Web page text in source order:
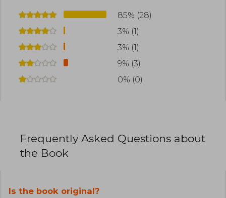
85% (28)
3% (1)
3% (1)
9% (3)
0% (0)
Frequently Asked Questions about
the Book
Is the book original?